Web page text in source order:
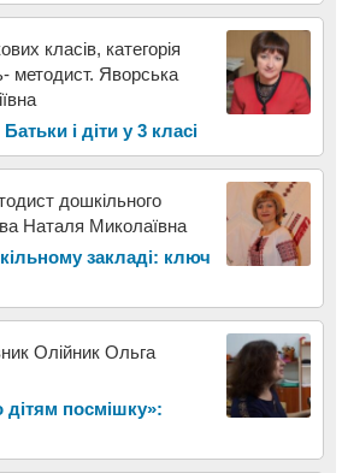
класів, категорія
методист. Яворська
і діти у 3 класі
дошкільного
Наталя Миколаївна
закладі: ключ
Олійник Ольга
посмішку»: